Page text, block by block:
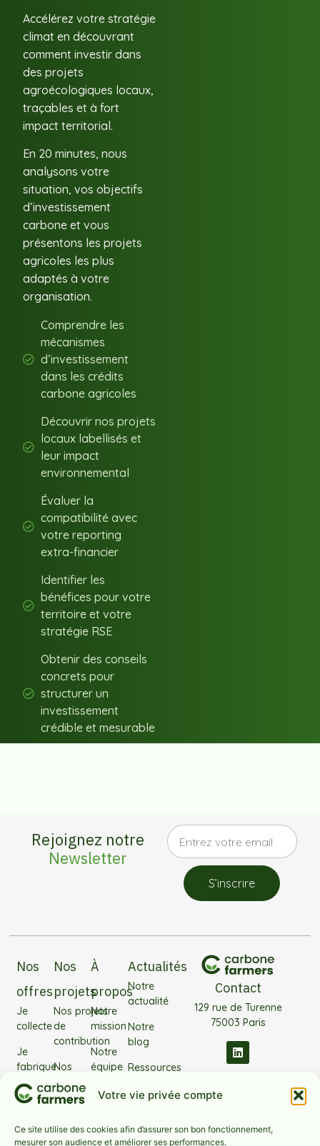
Votre vie privée compte
Ce site utilise des cookies afin d’assurer son bon fonctionnement,
mesurer son audience et améliorer ses performances.
Accélérez votre stratégie
climat en découvrant
comment investir dans
des projets
agroécologiques locaux,
traçables et à fort
impact territorial.
En 20 minutes, nous
analysons votre
situation, vos objectifs
d’investissement
carbone et vous
présentons les projets
agricoles les plus
adaptés à votre
organisation.
Comprendre les
mécanismes
d’investissement
dans les crédits
carbone agricoles
Découvrir nos projets
locaux labellisés et
leur impact
environnemental
Évaluer la
compatibilité avec
votre reporting
extra-financier
Identifier les
bénéfices pour votre
territoire et votre
stratégie RSE
Obtenir des conseils
concrets pour
structurer un
investissement
crédible et mesurable
Rejoignez notre
Newsletter
S’inscrire
Contact
129 rue de Turenne
75003 Paris
Nos
offres
Je
collecte
Je
fabrique
J’investis
Nos
projets
Nos projets
de
contribution
Nos
projets
filières
technologie
À
propos
Notre
mission
Notre
équipe
Nos
FAQ
Actualités
Notre
actualité
Notre
blog
Ressources